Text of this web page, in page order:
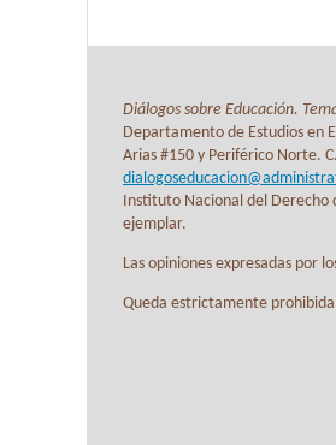
Diálogos sobre Educación.
Departamento de Estudios en
Arias #150 y Periférico Norte.
Instituto Nacional del
ejemplar.
Las opiniones expresadas por
Queda estrictamente